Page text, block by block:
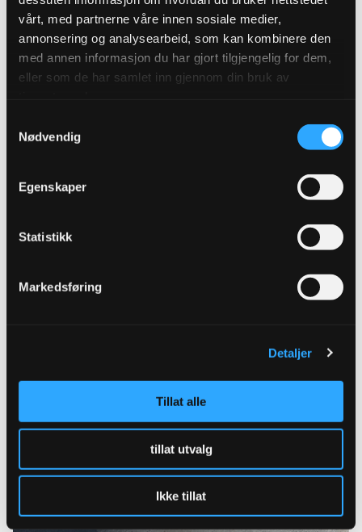
vårt, med partnerne våre innen sosiale medier,
annonsering og analysearbeid, som kan kombinere den
med annen informasjon du har gjort tilgjengelig for dem,
eller som de har samlet inn gjennom din bruk av
Nødvendig
Egenskaper
Statistikk
Markedsføring
Detaljer
Tillat alle
tillat utvalg
Ikke tillat